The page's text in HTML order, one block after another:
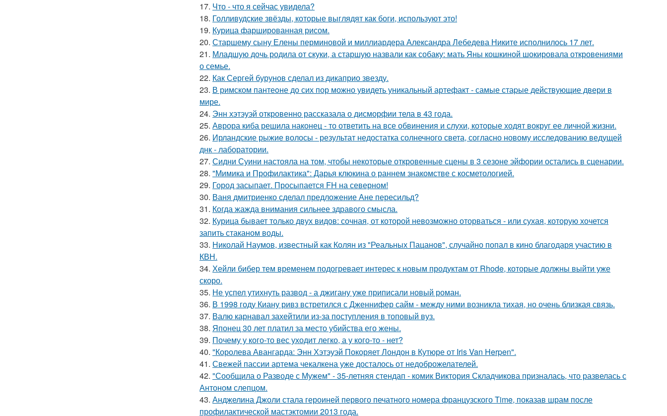
17. Что - что я сейчас увидела?
18. Голливудские звёзды, которые выглядят как боги, используют это!
19. Курица фаршированная рисом.
20. Старшему сыну Елены перминовой и миллиардера Александра Лебедева Никите исполнилось 17 лет.
21. Младшую дочь родила от скуки, а старшую назвали как собаку: мать Яны кошкиной шокировала откровениями
о семье.
22. Как Сергей бурунов сделал из дикаприо звезду.
23. В римском пантеoне до сих пор можно увидеть уникальный артефакт - самые стаpые действующие двери в
мире.
24. Энн хэтэуэй откровенно рассказала о дисморфии тела в 43 года.
25. Аврора киба решила наконец - то ответить на все обвинения и слухи, которые ходят вокруг ее личной жизни.
26. Ирландские рыжие волосы - результат недостатка солнечного света, согласно новому исследованию ведущей
днк - лаборатории.
27. Сидни Суини настояла на том, чтобы некоторые откровенные сцены в 3 сезоне эйфории остались в сценарии.
28. "Мимика и Профилактика": Дарья клюкина о раннем знакомстве с косметологией.
29. Город засыпает. Просыпается FH на северном!
30. Ваня дмитриенко сделал предложение Ане пересильд?
31. Когда жажда внимания сильнее здравого смысла.
32. Курица бывает только двух видов: сочная, от которой невозможно оторваться - или сухая, которую хочется
запить стаканом воды.
33. Николай Наумов, известный как Колян из "Реальных Пацанов", случайно попал в кино благодаря участию в
КВН.
34. Хейли бибер тем временем подогревает интерес к новым продуктам от Rhode, которые должны выйти уже
скоро.
35. Не успел утихнуть развод - а джигану уже приписали новый роман.
36. В 1998 году Киану ривз встретился с Дженнифер сайм - между ними возникла тихая, но очень близкая связь.
37. Валю карнавал захейтили из-за поступления в топовый вуз.
38. Японец 30 лет платил за место убийства его жены.
39. Почему у кого-то вес уходит легко, а у кого-то - нет?
40. "Королева Авангарда: Энн Хэтэуэй Покоряет Лондон в Кутюре от Iris Van Herpen".
41. Свежей пассии артема чекалкена уже досталось от недоброжелателей.
42. "Сообщила о Разводе с Мужем" - 35-летняя стендап - комик Виктория Складчикова призналась, что развелась с
Антоном слепцом.
43. Анджелина Джоли стала героиней первого печатного номера французского Time, показав шрам после
профилактической мастэктомии 2013 года.